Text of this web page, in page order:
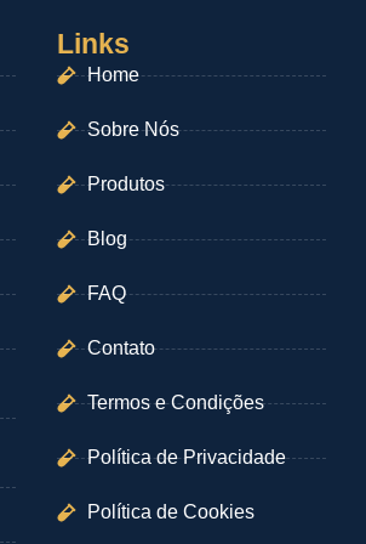
Links
Home
Sobre Nós
Produtos
Blog
FAQ
Contato
Termos e Condições
Política de Privacidade
Política de Cookies